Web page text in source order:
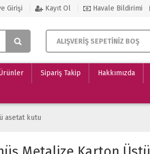
Girişi Kayıt Ol Havale Bildirimi
ALIŞVERİŞ SEPETİNİZ BOŞ
Sipariş Takip Hakkımızda
asetat kutu